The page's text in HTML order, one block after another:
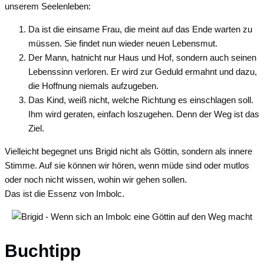
unserem Seelenleben:
Da ist die einsame Frau, die meint auf das Ende warten zu
müssen. Sie findet nun wieder neuen Lebensmut.
Der Mann, hatnicht nur Haus und Hof, sondern auch seinen
Lebenssinn verloren. Er wird zur Geduld ermahnt und dazu,
die Hoffnung niemals aufzugeben.
Das Kind, weiß nicht, welche Richtung es einschlagen soll.
Ihm wird geraten, einfach loszugehen. Denn der Weg ist das
Ziel.
Vielleicht begegnet uns Brigid nicht als Göttin, sondern als innere
Stimme. Auf sie können wir hören, wenn müde sind oder mutlos
oder noch nicht wissen, wohin wir gehen sollen.
Das ist die Essenz von Imbolc.
Buchtipp